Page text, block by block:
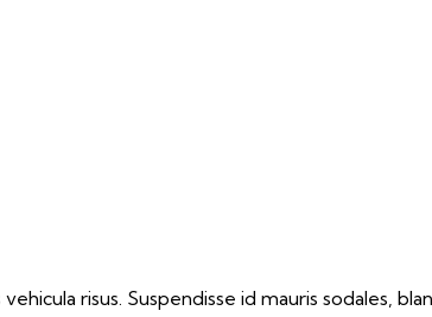
risus. Suspendisse id mauris sodales,